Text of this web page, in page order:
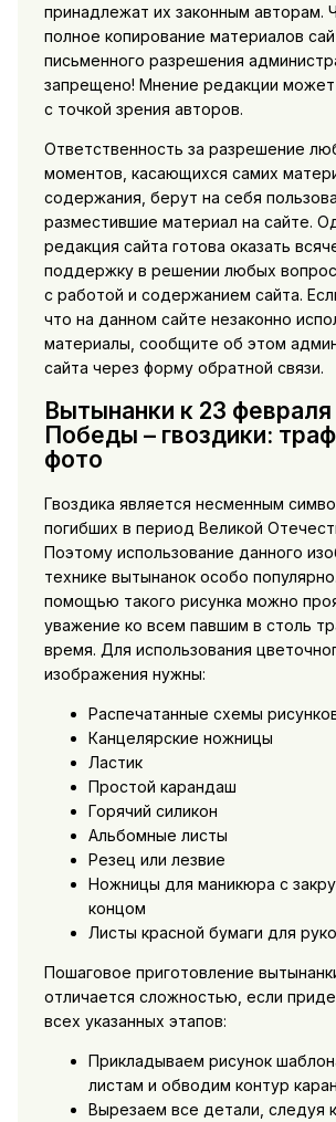
принадлежат их законным авторам.
полное копирование материалов
письменного разрешения
запрещено! Мнение редакции может
с точкой зрения авторов.
Ответственность за разрешение
моментов, касающихся самих
содержания, берут на себя
разместившие материал на сайте.
редакция сайта готова оказать
поддержку в решении любых
с работой и содержанием сайта.
что на данном сайте незаконно
материалы, сообщите об этом
сайта через форму обратной связи.
Вытынанки к 23
Победы – гвоздики:
фото
Гвоздика является несменным
погибших в период Великой
Поэтому использование данного
технике вытынанок особо
помощью такого рисунка можно
уважение ко всем павшим в столь
время. Для использования
изображения нужны:
Распечатанные схемы
Канцелярские ножницы
Ластик
Простой карандаш
Горячий силикон
Альбомные листы
Резец или лезвие
Ножницы для маникюра с
концом
Листы красной бумаги для
Пошаговое приготовление
отличается сложностью, если
всех указанных этапов:
Прикладываем рисунок
листам и обводим контур
Вырезаем все детали, следуя